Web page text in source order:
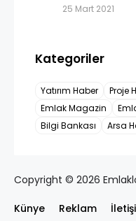
25 Mart 2021
Kategoriler
Yatırım Haber Proje
Emlak Magazin
Bilgi Bankası
Arsa
Copyright © 2026
Künye Reklam